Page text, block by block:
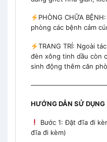
PHÒNG CHỮA
phòng các bệnh cảm
TRANG TRÍ: Ngoài
đèn xông tinh dầu còn
sinh động thêm căn
HƯỚNG DẪN SỬ DỤNG
Bước 1: Đặt đĩa đi
đĩa đi kèm)